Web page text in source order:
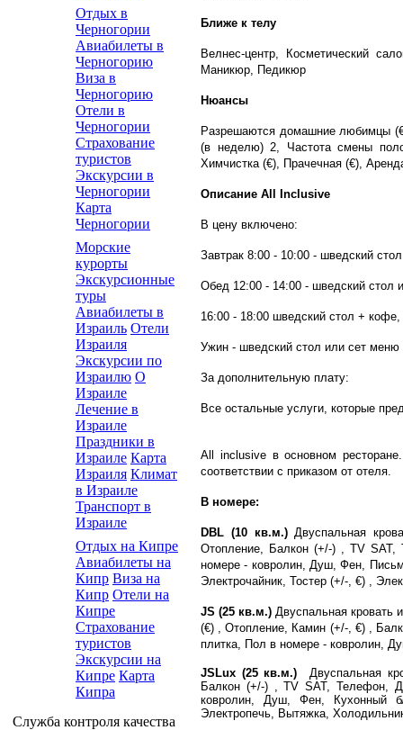
Отдых в
Черногории
Авиабилеты в
Черногорию
Виза в
Черногорию
Отели в
Черногории
Страхование
туристов
Экскурсии в
Черногории
Карта
Черногории
Морские
курорты
Экскурсионные
туры
Авиабилеты в
Израиль Отели
Израиля
Экскурсии по
Израилю О
Израиле
Лечение в
Израиле
Праздники в
Израиле Карта
Израиля Климат
в Израиле
Транспорт в
Израиле
Отдых на Кипре
Авиабилеты на
Кипр Виза на
Кипр Отели на
Кипре
Страхование
туристов
Экскурсии на
Кипре Карта
Кипра
Служба контроля качества
Ближе к телу
Велнес-центр, Косметический
Маникюр, Педикюр
Нюансы
Разрешаются домашние любимцы
(в неделю) 2, Частота смены
Химчистка (€), Прачечная (€),
Описание All Inclusive
В цену включено:
Завтрак 8:00 - 10:00 - шведский
Обед 12:00 - 14:00 - шведский стол
16:00 - 18:00 шведский стол + кофе,
Ужин - шведский стол или сет меню
За дополнительную плату:
Все остальныe услуги, которые
All inclusive в основном
соответствии с приказом от отеля.
В номере:
DBL (10 кв.м.)Двуспальная
Отопление, Балкон (+/-) , TV
номере - ковролин, Душ, Фен,
Электрочайник, Тостер (+/-, €) ,
JS (25 кв.м.) Двуспальная кровать
(€) , Отопление, Камин (+/-, €) ,
плитка, Пол в номере - ковролин,
JSLux (25 кв.м.) Двуспальная
Балкон (+/-) , TV SAT, Телефон,
ковролин, Душ, Фен, Кухонный
Электропечь, Вытяжка,